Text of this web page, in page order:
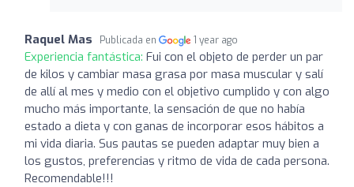
Raquel Mas Publicada en 1 year ago
Experiencia fantástica: Fui con el objeto de perder un par
de kilos y cambiar masa grasa por masa muscular y salí
de allí al mes y medio con el objetivo cumplido y con algo
mucho más importante, la sensación de que no había
estado a dieta y con ganas de incorporar esos hábitos a
mi vida diaria. Sus pautas se pueden adaptar muy bien a
los gustos, preferencias y ritmo de vida de cada persona.
Recomendable!!!